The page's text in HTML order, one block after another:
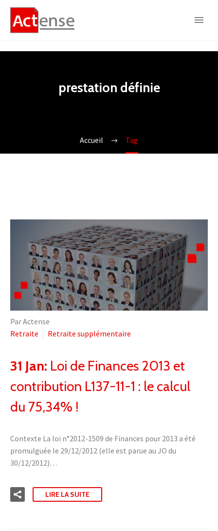
prestation définie
Accueil Tag
Par Actense
Retraite
Retraite supplémentaire
31 Jan: Loi de Finances 2013 et
contribution L137-11-1 : le calcul
du 75,34% !
Contexte La loi n°2012-1509 de Finances pour 2013 a été
promulguée le 29/12/2012 (elle est parue au JO du
30/12/2012)…
LIRE LA SUITE